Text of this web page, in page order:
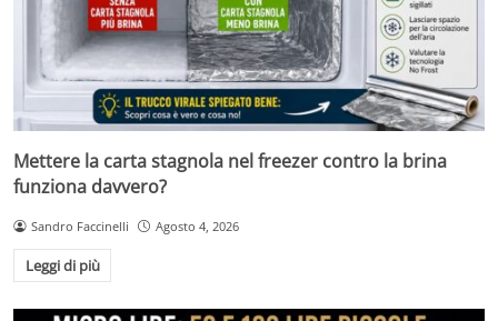
Mettere la carta stagnola nel freezer contro la brina
funziona davvero?
Sandro Faccinelli Agosto 4, 2026
Leggi di più